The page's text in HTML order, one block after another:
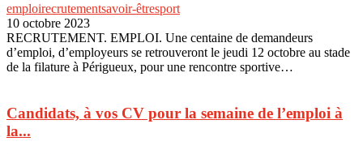
emploirecrutementsavoir-êtresport
10 octobre 2023
RECRUTEMENT. EMPLOI. Une centaine de demandeurs
d’emploi, d’employeurs se retrouveront le jeudi 12 octobre au stade
de la filature à Périgueux, pour une rencontre sportive…
Candidats, à vos CV pour la semaine de l’emploi à
la...